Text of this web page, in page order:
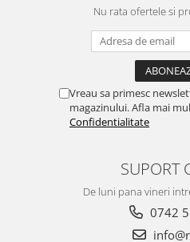
Nu rata ofertele si
Vreau sa primesc
magazinului. Afla mai
Confidentialitate
SUPORT
De luni pana vineri
0742